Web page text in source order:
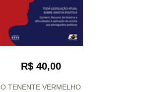
R$ 40,00
O TENENTE VERMELHO